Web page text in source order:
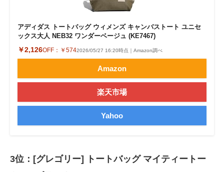
アディダス トートバッグ ウィメンズ キャンバストート ユニセ
ックス大人 NEB32 ワンダーベージュ (KE7467)
￥2,126OFF： ￥5742026/05/27 16:20時点｜Amazon調べ
Amazon
楽天市場
Yahoo
3位：[グレゴリー] トートバッグ マイティートー